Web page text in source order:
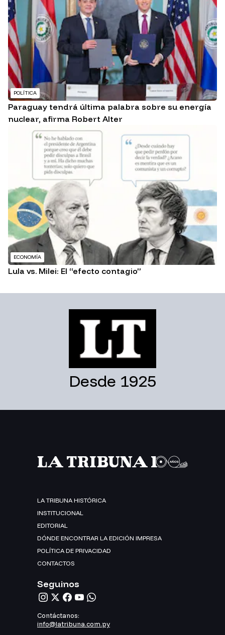
POLÍTICA
Paraguay tendrá última palabra sobre su energía
nuclear, afirma Robert Alter
ECONOMÍA
Lula vs. Milei: El “efecto contagio”
Desde 1925
LA TRIBUNA HISTÓRICA
INSTITUCIONAL
EDITORIAL
DÓNDE ENCONTRAR LA EDICIÓN IMPRESA
POLÍTICA DE PRIVACIDAD
CONTACTOS
Seguinos
Contáctanos:
info@latribuna.com.py